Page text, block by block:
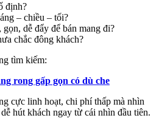
định?
– chiều – tối?
dễ đẩy để bán mang đi?
chắc đông khách?
tìm kiếm:
rong gấp gọn có dù che
cực linh hoạt, chi phí thấp mà nhìn
hút khách ngay từ cái nhìn đầu tiên.